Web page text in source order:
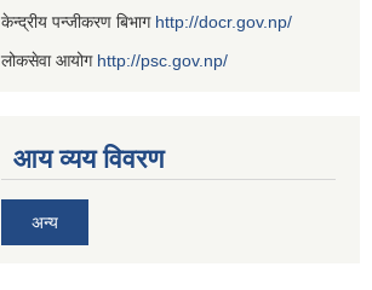
केन्द्रीय पन्जीकरण बिभाग http://docr.gov.np/
लोकसेवा आयोग http://psc.gov.np/
आय व्यय विवरण
अन्य